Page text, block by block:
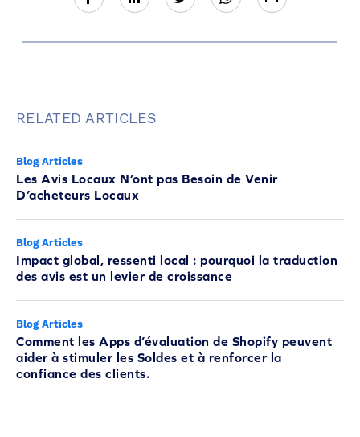
RELATED ARTICLES
Blog Articles
Les Avis Locaux N’ont pas Besoin de Venir
D’acheteurs Locaux
Blog Articles
Impact global, ressenti local : pourquoi la traduction
des avis est un levier de croissance
Blog Articles
Comment les Apps d’évaluation de Shopify peuvent
aider à stimuler les Soldes et à renforcer la
confiance des clients.